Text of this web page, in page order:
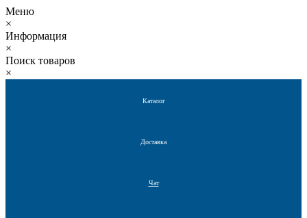
Меню
×
Информация
×
Поиск товаров
×
Каталог
Доставка
Чат